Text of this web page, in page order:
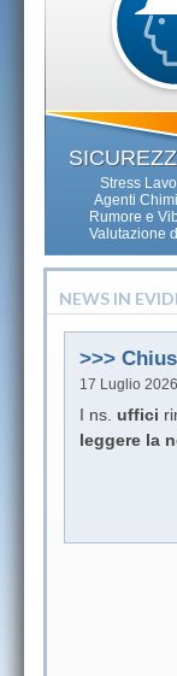
Stress
Agenti
Rumore e
Valutazione
NEWS IN
>>>
17 Luglio 2026
I ns. uffici
leggere la